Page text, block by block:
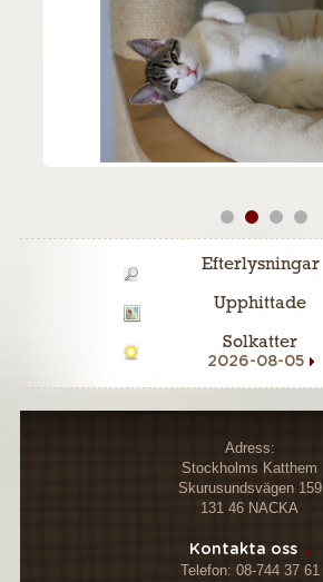
Efterlysningar
Upphittade
Solkatter
2026-08-05
Adress:
Stockholms Katthem
Skurusundsvägen 159
131 46 NACKA
Kontakta oss
Telefon: 08-744 37 61